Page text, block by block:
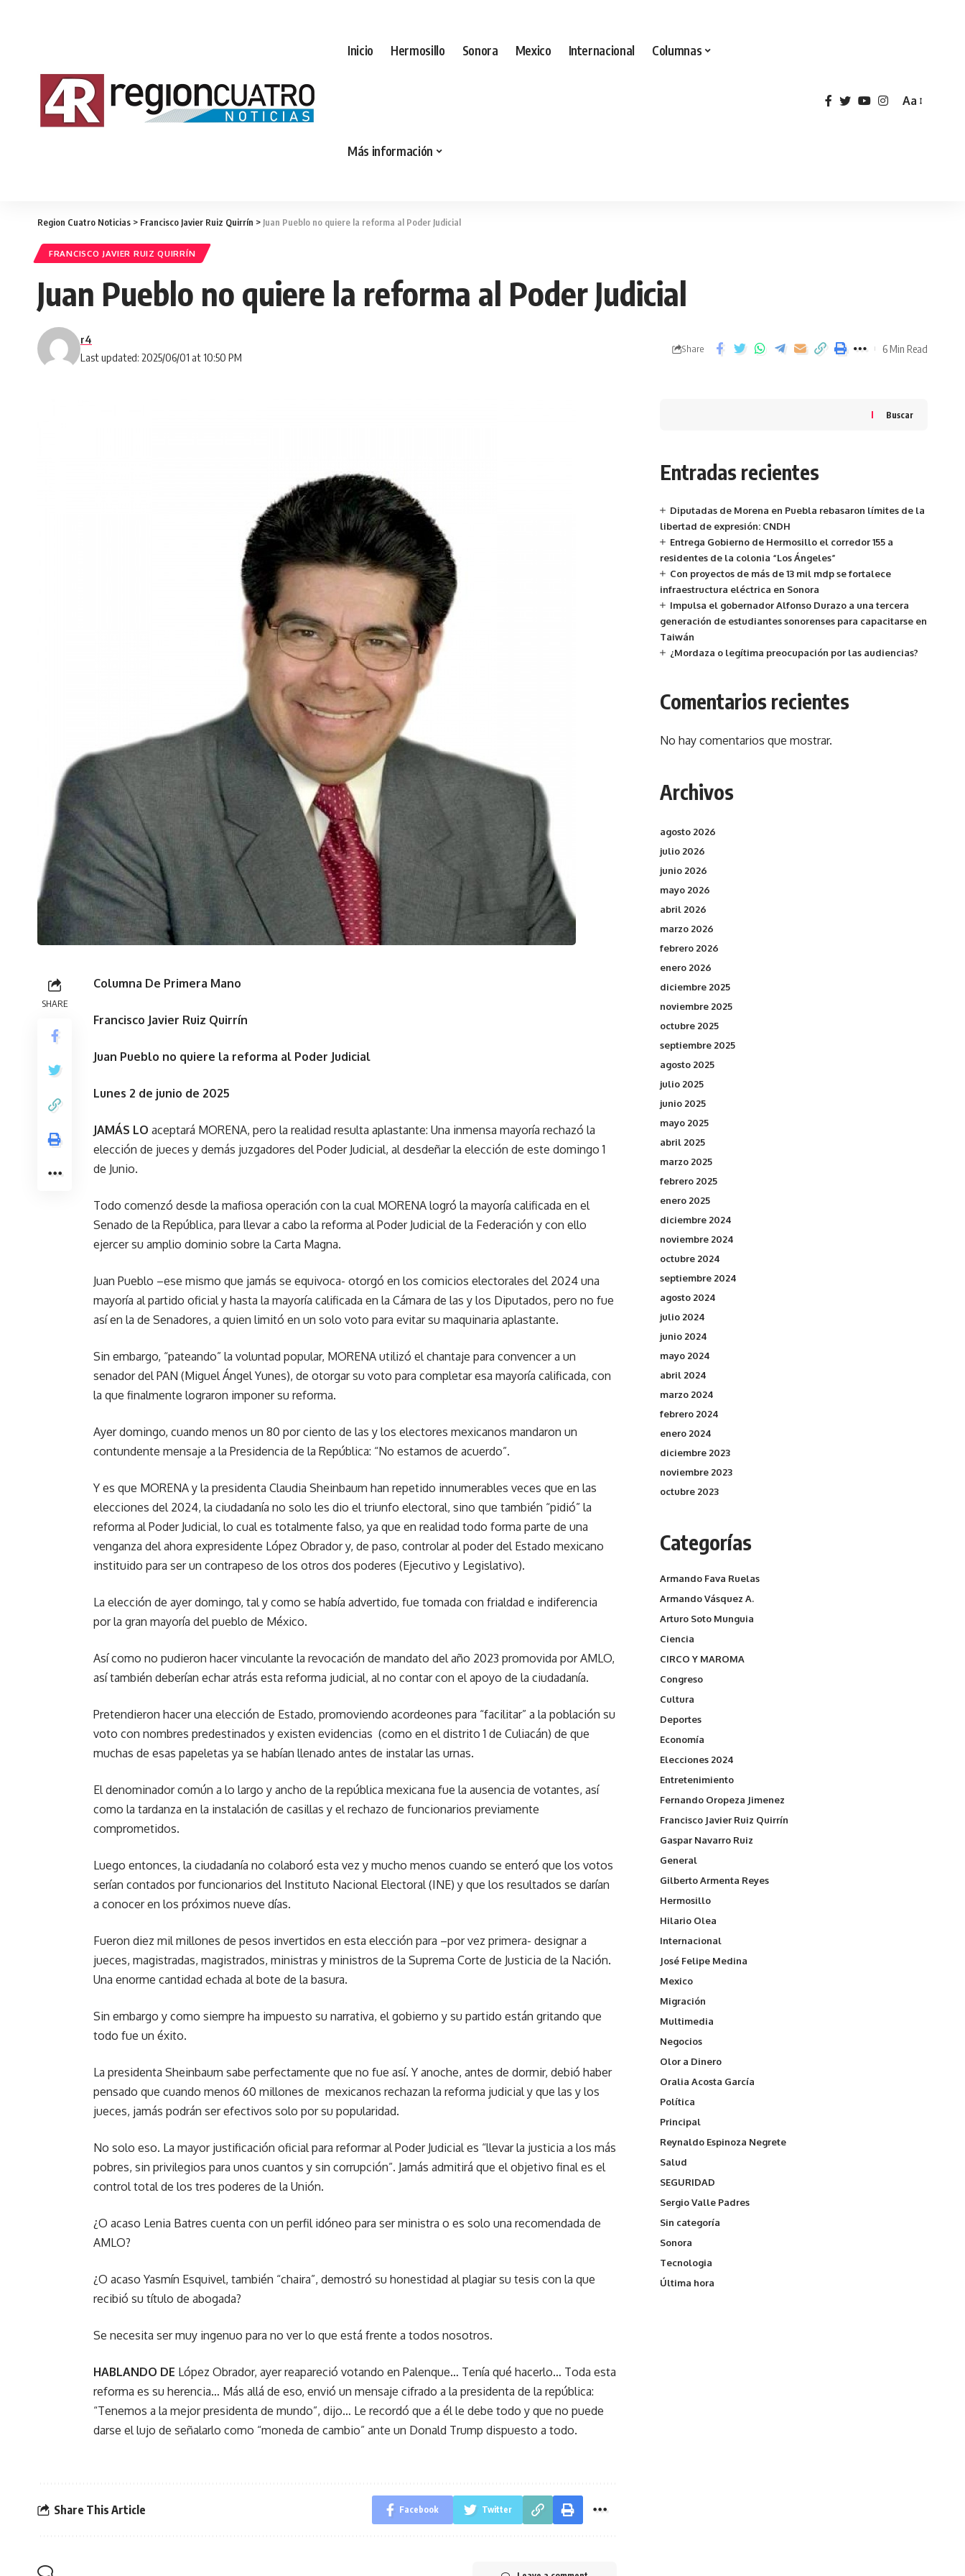
Inicio Hermosillo Sonora Mexico Internacional Columnas
Más información
Aa
Region Cuatro Noticias > Francisco Javier Ruiz Quirrín > Juan Pueblo no quiere la reforma al Poder Judicial
FRANCISCO JAVIER RUIZ QUIRRÍN
Juan Pueblo no quiere la reforma al Poder Judicial
Last updated: 2025/06/01 at 10:50 PM
r4
Share 6 Min Read
SHARE
Columna De Primera Mano
Francisco Javier Ruiz Quirrín
Juan Pueblo no quiere la reforma al Poder Judicial
Lunes 2 de junio de 2025
JAMÁS LO aceptará MORENA, pero la realidad resulta aplastante: Una inmensa mayoría rechazó la
elección de jueces y demás juzgadores del Poder Judicial, al desdeñar la elección de este domingo 1
de Junio.
Todo comenzó desde la mafiosa operación con la cual MORENA logró la mayoría calificada en el
Senado de la República, para llevar a cabo la reforma al Poder Judicial de la Federación y con ello
ejercer su amplio dominio sobre la Carta Magna.
Juan Pueblo –ese mismo que jamás se equivoca- otorgó en los comicios electorales del 2024 una
mayoría al partido oficial y hasta la mayoría calificada en la Cámara de las y los Diputados, pero no fue
así en la de Senadores, a quien limitó en un solo voto para evitar su maquinaria aplastante.
Sin embargo, “pateando” la voluntad popular, MORENA utilizó el chantaje para convencer a un
senador del PAN (Miguel Ángel Yunes), de otorgar su voto para completar esa mayoría calificada, con
la que finalmente lograron imponer su reforma.
Ayer domingo, cuando menos un 80 por ciento de las y los electores mexicanos mandaron un
contundente mensaje a la Presidencia de la República: “No estamos de acuerdo”.
Y es que MORENA y la presidenta Claudia Sheinbaum han repetido innumerables veces que en las
elecciones del 2024, la ciudadanía no solo les dio el triunfo electoral, sino que también “pidió” la
reforma al Poder Judicial, lo cual es totalmente falso, ya que en realidad todo forma parte de una
venganza del ahora expresidente López Obrador y, de paso, controlar al poder del Estado mexicano
instituido para ser un contrapeso de los otros dos poderes (Ejecutivo y Legislativo).
La elección de ayer domingo, tal y como se había advertido, fue tomada con frialdad e indiferencia
por la gran mayoría del pueblo de México.
Así como no pudieron hacer vinculante la revocación de mandato del año 2023 promovida por AMLO,
así también deberían echar atrás esta reforma judicial, al no contar con el apoyo de la ciudadanía.
Pretendieron hacer una elección de Estado, promoviendo acordeones para “facilitar” a la población su
voto con nombres predestinados y existen evidencias (como en el distrito 1 de Culiacán) de que
muchas de esas papeletas ya se habían llenado antes de instalar las urnas.
El denominador común a lo largo y ancho de la república mexicana fue la ausencia de votantes, así
como la tardanza en la instalación de casillas y el rechazo de funcionarios previamente
comprometidos.
Luego entonces, la ciudadanía no colaboró esta vez y mucho menos cuando se enteró que los votos
serían contados por funcionarios del Instituto Nacional Electoral (INE) y que los resultados se darían
a conocer en los próximos nueve días.
Fueron diez mil millones de pesos invertidos en esta elección para –por vez primera- designar a
jueces, magistradas, magistrados, ministras y ministros de la Suprema Corte de Justicia de la Nación.
Una enorme cantidad echada al bote de la basura.
Sin embargo y como siempre ha impuesto su narrativa, el gobierno y su partido están gritando que
todo fue un éxito.
La presidenta Sheinbaum sabe perfectamente que no fue así. Y anoche, antes de dormir, debió haber
pensado que cuando menos 60 millones de mexicanos rechazan la reforma judicial y que las y los
jueces, jamás podrán ser efectivos solo por su popularidad.
No solo eso. La mayor justificación oficial para reformar al Poder Judicial es “llevar la justicia a los más
pobres, sin privilegios para unos cuantos y sin corrupción”. Jamás admitirá que el objetivo final es el
control total de los tres poderes de la Unión.
¿O acaso Lenia Batres cuenta con un perfil idóneo para ser ministra o es solo una recomendada de
AMLO?
¿O acaso Yasmín Esquivel, también “chaira”, demostró su honestidad al plagiar su tesis con la que
recibió su título de abogada?
Se necesita ser muy ingenuo para no ver lo que está frente a todos nosotros.
HABLANDO DE López Obrador, ayer reapareció votando en Palenque… Tenía qué hacerlo… Toda esta
reforma es su herencia… Más allá de eso, envió un mensaje cifrado a la presidenta de la república:
“Tenemos a la mejor presidenta de mundo”, dijo… Le recordó que a él le debe todo y que no puede
darse el lujo de señalarlo como “moneda de cambio” ante un Donald Trump dispuesto a todo.
Share This Article Facebook Twitter
Buscar
Entradas recientes
Diputadas de Morena en Puebla rebasaron límites de la
libertad de expresión: CNDH
Entrega Gobierno de Hermosillo el corredor 155 a
residentes de la colonia “Los Ángeles”
Con proyectos de más de 13 mil mdp se fortalece
infraestructura eléctrica en Sonora
Impulsa el gobernador Alfonso Durazo a una tercera
generación de estudiantes sonorenses para capacitarse en
Taiwán
¿Mordaza o legítima preocupación por las audiencias?
Comentarios recientes
No hay comentarios que mostrar.
Archivos
agosto 2026
julio 2026
junio 2026
mayo 2026
abril 2026
marzo 2026
febrero 2026
enero 2026
diciembre 2025
noviembre 2025
octubre 2025
septiembre 2025
agosto 2025
julio 2025
junio 2025
mayo 2025
abril 2025
marzo 2025
febrero 2025
enero 2025
diciembre 2024
noviembre 2024
octubre 2024
septiembre 2024
agosto 2024
julio 2024
junio 2024
mayo 2024
abril 2024
marzo 2024
febrero 2024
enero 2024
diciembre 2023
noviembre 2023
octubre 2023
Categorías
Armando Fava Ruelas
Armando Vásquez A.
Arturo Soto Munguia
Ciencia
CIRCO Y MAROMA
Congreso
Cultura
Deportes
Economía
Elecciones 2024
Entretenimiento
Fernando Oropeza Jimenez
Francisco Javier Ruiz Quirrín
Gaspar Navarro Ruiz
General
Gilberto Armenta Reyes
Hermosillo
Hilario Olea
Internacional
José Felipe Medina
Mexico
Migración
Multimedia
Negocios
Olor a Dinero
Oralia Acosta García
Política
Principal
Reynaldo Espinoza Negrete
Salud
SEGURIDAD
Sergio Valle Padres
Sin categoría
Sonora
Tecnologia
Última hora